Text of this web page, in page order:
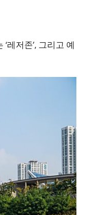
레저존’, 그리고 예